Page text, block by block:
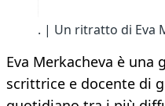
. | Un ritratto di Eva
Eva Merkacheva è
scrittrice e docente di